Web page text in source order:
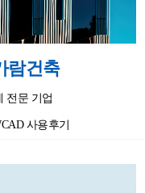
람건축
전문 기업
사용후기